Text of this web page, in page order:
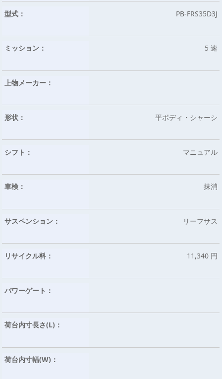
型式： PB-FRS35D3J
ミッション： 5 速
上物メーカー：
形状： 平ボディ・シャーシ
シフト： マニュアル
車検： 抹消
サスペンション： リーフサス
リサイクル料： 11,340 円
パワーゲート：
荷台内寸長さ(L)：
荷台内寸幅(W)：